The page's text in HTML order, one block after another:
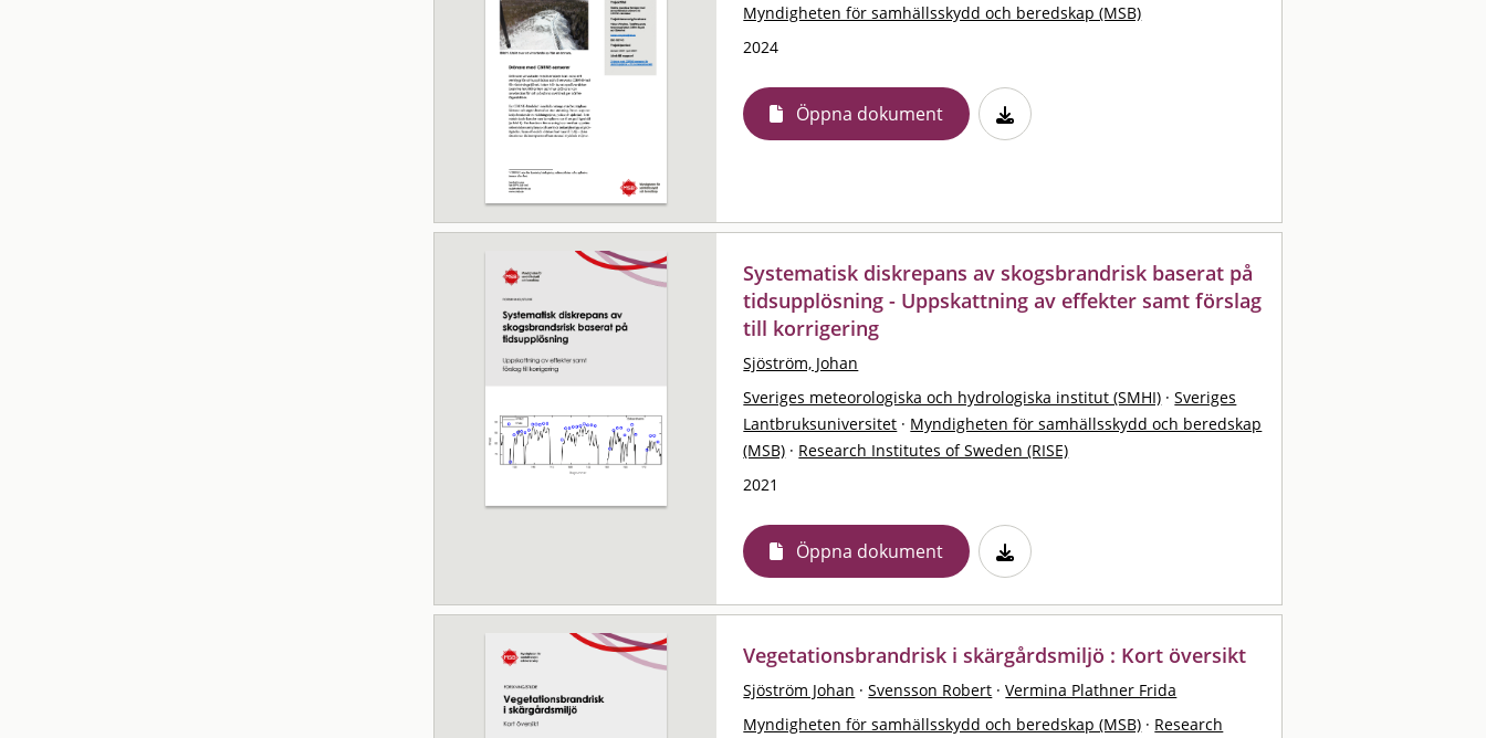
Myndigheten för samhällsskydd och beredskap (MSB)
2024
Öppna dokument
Systematisk diskrepans av skogsbrandrisk baserat på
tidsupplösning - Uppskattning av effekter samt förslag
till korrigering
Sjöström, Johan
Sveriges meteorologiska och hydrologiska institut (SMHI) · Sveriges
Lantbruksuniversitet · Myndigheten för samhällsskydd och beredskap
(MSB) · Research Institutes of Sweden (RISE)
2021
Öppna dokument
Vegetationsbrandrisk i skärgårdsmiljö : Kort översikt
Sjöström Johan · Svensson Robert · Vermina Plathner Frida
Myndigheten för samhällsskydd och beredskap (MSB) · Research